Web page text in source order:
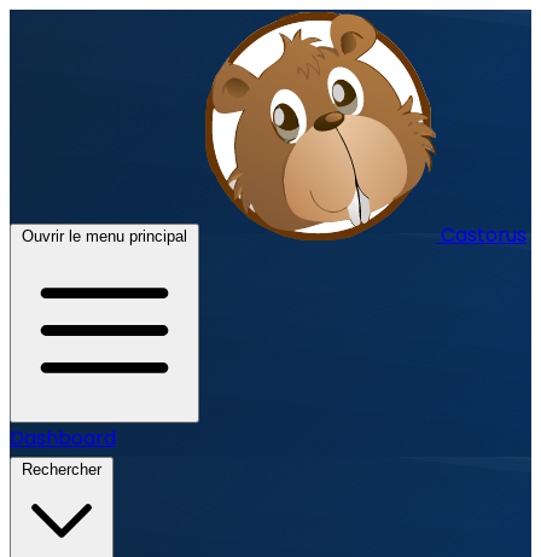
Ouvrir le menu principal Castorus
Dashboard
Rechercher